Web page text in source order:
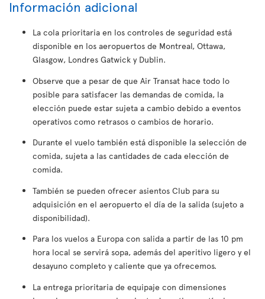
Información adicional
La cola prioritaria en los controles de seguridad está
disponible en los aeropuertos de Montreal, Ottawa,
Glasgow, Londres Gatwick y Dublin.
Observe que a pesar de que Air Transat hace todo lo
posible para satisfacer las demandas de comida, la
elección puede estar sujeta a cambio debido a eventos
operativos como retrasos o cambios de horario.
Durante el vuelo también está disponible la selección de
comida, sujeta a las cantidades de cada elección de
comida.
También se pueden ofrecer asientos Club para su
adquisición en el aeropuerto el día de la salida (sujeto a
disponibilidad).
Para los vuelos a Europa con salida a partir de las 10 pm
hora local se servirá sopa, además del aperitivo ligero y el
desayuno completo y caliente que ya ofrecemos.
La entrega prioritaria de equipaje con dimensiones